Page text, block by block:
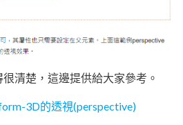
清楚，這邊提供給大家參考。
3D的透視(perspective)